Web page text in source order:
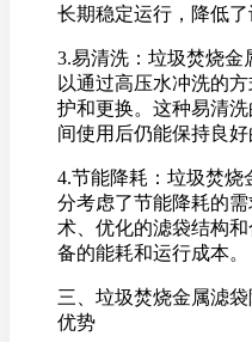
长期稳定运行，降低了
3.易清洗：垃圾焚烧
以通过高压水冲洗的
护和更换。这种易清
间使用后仍能保持良好
4.节能降耗：垃圾焚
分考虑了节能降耗的
术、优化的滤袋结构
备的能耗和运行成本。
三、垃圾焚烧金属滤
优势